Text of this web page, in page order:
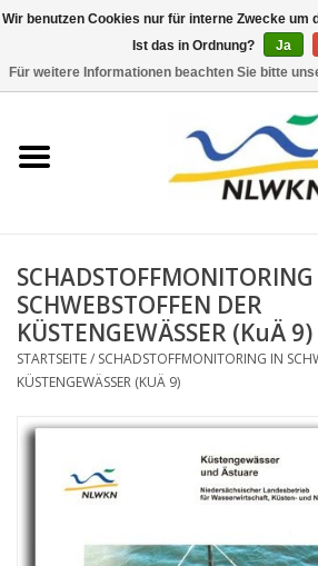
Neuerscheinungen
Wasserwirtschaft
Jahresberichte
Informationsbroschüre NLWKN
SCHWEBSTOFFEN DER
KÜSTENGEWÄSSER (KuÄ 9)
STARTSEITE/ SCHADSTOFFMONITORING IN
KÜSTENGEWÄSSER (KUÄ 9)
Wir benutzen Cookies nur für interne Zwecke um
Ist das in Ordnung?
Ja
Für weitere Informationen beachten Sie bitte